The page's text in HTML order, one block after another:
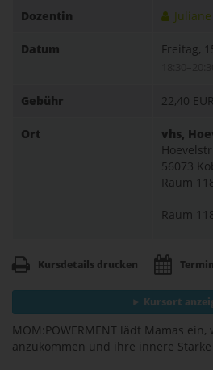
Dozentin
Datum Freitag,
Gebühr 22,40 EUR
Ort
vhs,
56073
Raum
Raum
Kursdetails drucken
Kursort
MOM:POWERMENT lädt Mamas
anzukommen und ihre innere